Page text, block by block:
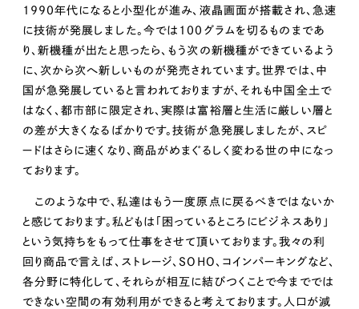
1990年代になると小型化が進み、液晶画面が搭載され、急速
に技術が発展しました。今では100グラムを切るものまであ
り、新機種が出たと思ったら、もう次の新機種ができているよう
に、 次から次へ新しいものが発売されています。世界では、中
国が急発展していると言われておりますが、それも中国全土で
はなく、都市部に限定され、実際は富裕層と生活に厳しい層と
の差が大きくなるばかりです。技術が急発展しましたが、スピ
ードはさらに速くなり、商品がめまぐるしく変わる世の中になっ
ております。
このような中で、私達は もう一度原点に戻るべきではないか
と感じております。 私どもは「困っているところにビジネスあり」
という気持ちをもって仕事をさせて頂いております。我々の利
回り商品で言えば、ストレージ、SOHO、コインパーキングなど、
各分野に特化して、それらが相互に結びつくことで今まででは
できない空間の有効利用ができる と考えております。人口が減